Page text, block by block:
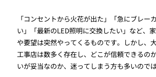
「コンセントから火花が出た」「急にブレー
い」「最新のLED照明に交換したい」など、
や要望は突然やってくるものです。しかし、
工事店は数多く存在し、どこが信頼できるの
いが妥当なのか、迷ってしまう方も多いので